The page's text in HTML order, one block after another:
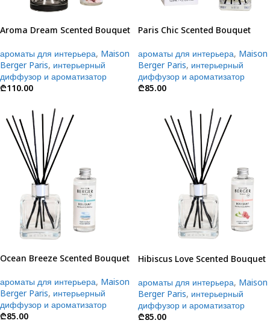
Aroma Dream Scented Bouquet
ароматы для интерьера, Maison
Berger Paris, интерьерный
диффузор и ароматизатор
₾110.00
Paris Chic Scented Bouquet
ароматы для интерьера, Maison
Berger Paris, интерьерный
диффузор и ароматизатор
₾85.00
Ocean Breeze Scented Bouquet
ароматы для интерьера, Maison
Berger Paris, интерьерный
диффузор и ароматизатор
₾85.00
Hibiscus Love Scented Bouquet
ароматы для интерьера, Maison
Berger Paris, интерьерный
диффузор и ароматизатор
₾85.00